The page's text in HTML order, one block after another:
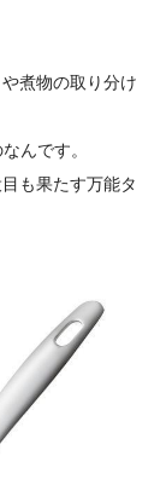
煮物の取り分け
んです。
も果たす万能タ